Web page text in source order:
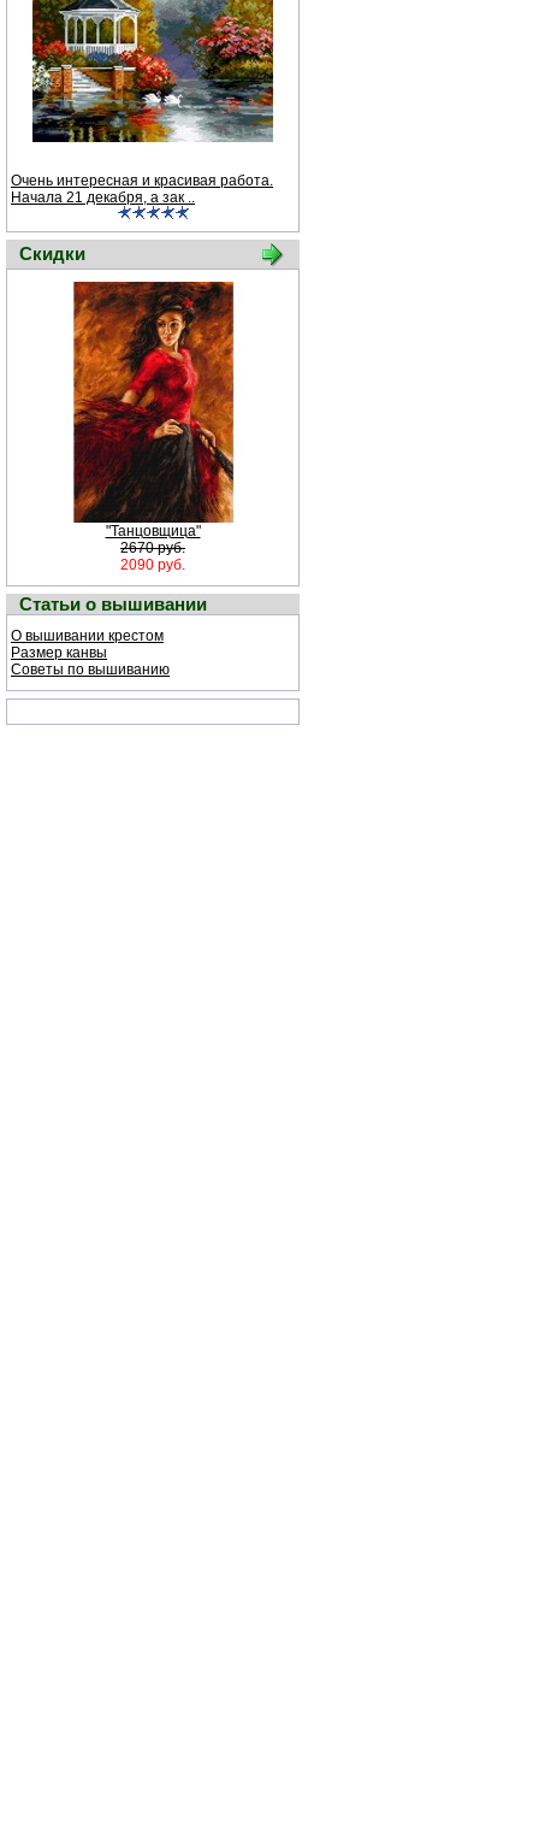
Очень интересная и красивая работа.
Начала 21 декабря, а зак ..
Скидки
"Танцовщица"
2670 руб.
2090 руб.
Статьи о вышивании
О вышивании крестом
Размер канвы
Советы по вышиванию